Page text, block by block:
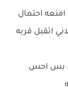
احتمال
اتقبل قربه
بس احس